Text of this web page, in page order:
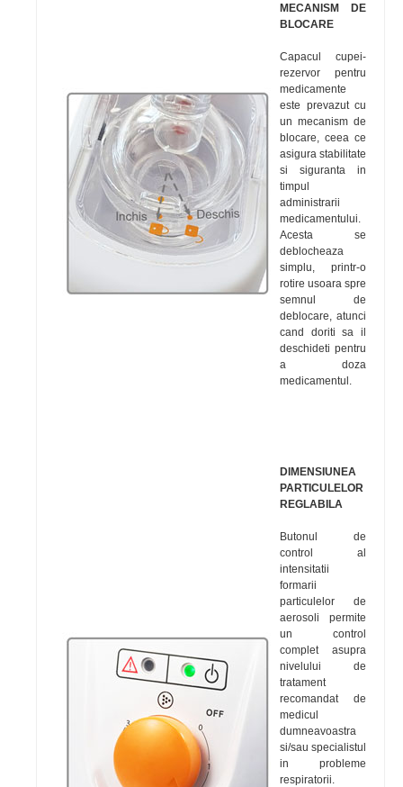
MECANISM DE
BLOCARE
Capacul cupei-
rezervor pentru
medicamente
este prevazut cu
un mecanism de
blocare, ceea ce
asigura stabilitate
si siguranta in
timpul
administrarii
medicamentului.
Acesta se
deblocheaza
simplu, printr-o
rotire usoara spre
semnul de
deblocare, atunci
cand doriti sa il
deschideti pentru
a doza
medicamentul.
DIMENSIUNEA
PARTICULELOR
REGLABILA
Butonul de
control al
intensitatii
formarii
particulelor de
aerosoli permite
un control
complet asupra
nivelului de
tratament
recomandat de
medicul
dumneavoastra
si/sau specialistul
in probleme
respiratorii.